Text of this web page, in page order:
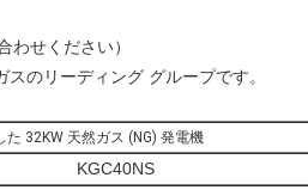
わせください）
のリーディング グループです。
32KW 天然ガス (NG) 発電機
KGC40NS